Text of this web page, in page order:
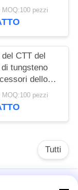
di
punto del
MOQ:100 pezzi
CTT del
tungsteno
dello
sulla
punto
MOQ:100 pezzi
Tutti